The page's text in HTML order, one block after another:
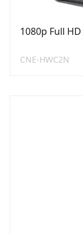
1080p Full
CNE-HWC2N